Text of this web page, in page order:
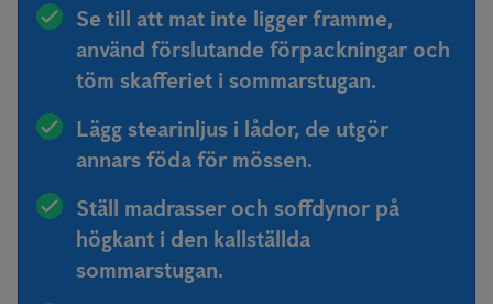
Se till att mat inte ligger framme,
använd förslutande förpackningar och
töm skafferiet i sommarstugan.
Lägg stearinljus i lådor, de utgör
annars föda för mössen.
Ställ madrasser och soffdynor på
högkant i den kallställda
sommarstugan.